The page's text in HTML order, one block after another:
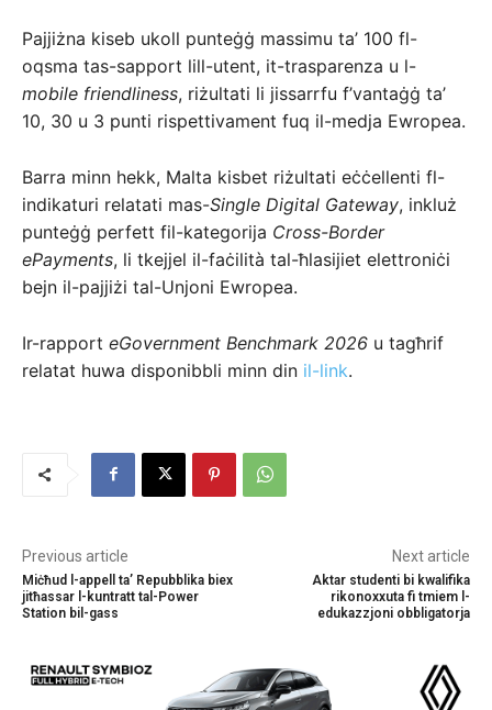
Pajjiżna kiseb ukoll punteġġ massimu ta’ 100 fl-
oqsma tas-sapport lill-utent, it-trasparenza u l-
mobile friendliness, riżultati li jissarrfu f’vantaġġ ta’
10, 30 u 3 punti rispettivament fuq il-medja Ewropea.
Barra minn hekk, Malta kisbet riżultati eċċellenti fl-
indikaturi relatati mas-Single Digital Gateway, inkluż
punteġġ perfett fil-kategorija Cross-Border
ePayments, li tkejjel il-faċilità tal-ħlasijiet elettroniċi
bejn il-pajjiżi tal-Unjoni Ewropea.
Ir-rapport eGovernment Benchmark 2026 u tagħrif
relatat huwa disponibbli minn din il-link.
Previous article
Miċħud l-appell ta’ Repubblika biex
jitħassar l-kuntratt tal-Power
Station bil-gass
Next article
Aktar studenti bi kwalifika
rikonoxxuta fi tmiem l-
edukazzjoni obbligatorja